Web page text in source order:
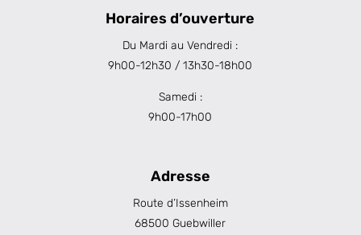
Horaires d’ouverture
Du Mardi au Vendredi :
9h00-12h30 / 13h30-18h00
Samedi :
9h00-17h00
Adresse
Route d’Issenheim
68500 Guebwiller